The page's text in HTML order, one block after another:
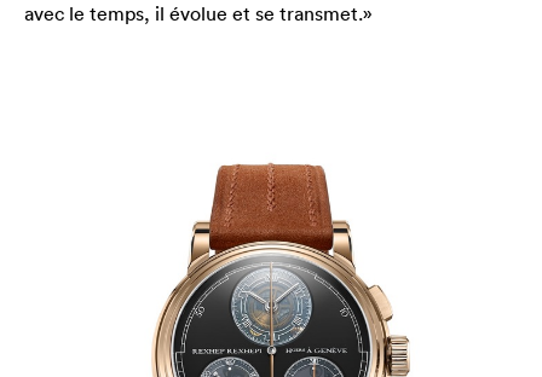
avec le temps, il évolue et se transmet.»